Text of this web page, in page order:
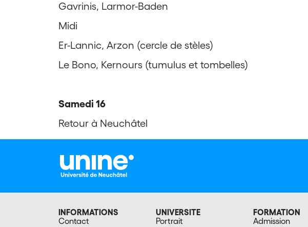
Gavrinis, Larmor-Baden
Midi
Er-Lannic, Arzon (cercle de stèles)
Le Bono, Kernours (tumulus et tombelles)
Samedi 16
Retour à Neuchâtel
INFORMATIONS
Contact
UNIVERSITE
Portrait
FORMATION
Admission